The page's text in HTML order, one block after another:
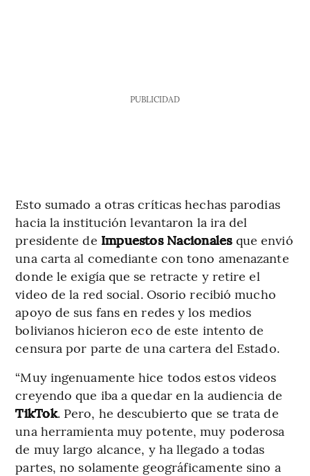
PUBLICIDAD
Esto sumado a otras críticas hechas parodias
hacia la institución levantaron la ira del
presidente de Impuestos Nacionalesque envió
una carta al comediante con tono amenazante
donde le exigía que se retracte y retire el
video de la red social. Osorio recibió mucho
apoyo de sus fans en redes y los medios
bolivianos hicieron eco de este intento de
censura por parte de una cartera del Estado.
“Muy ingenuamente hice todos estos videos
creyendo que iba a quedar en la audiencia de
TikTok. Pero, he descubierto que se trata de
una herramienta muy potente, muy poderosa
de muy largo alcance, y ha llegado a todas
partes, no solamente geográficamente sino a